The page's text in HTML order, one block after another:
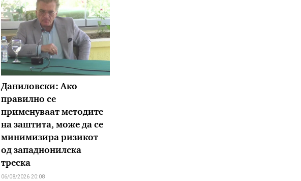
Даниловски: Ако
правилно се
применуваат методите
на заштита, може да се
минимизира ризикот
од западнонилска
треска
06/08/2026 20:08